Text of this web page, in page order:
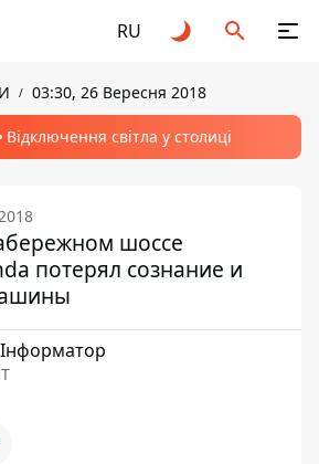
RU
03:30, 26 Вересня 2018
Відключення світла у столиці
шоссе
потерял сознание и